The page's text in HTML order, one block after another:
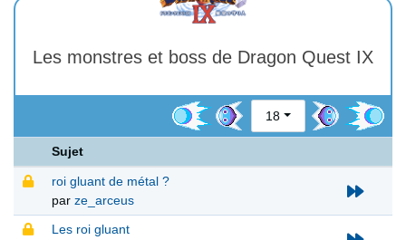
Les monstres et boss de Dragon Quest IX
18
Sujet
roi gluant de métal ?
par ze_arceus
Les roi gluant